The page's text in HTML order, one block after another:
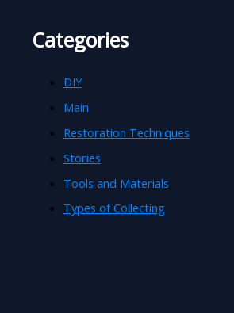
Categories
DIY
Main
Restoration Techniques
Stories
Tools and Materials
Types of Collecting